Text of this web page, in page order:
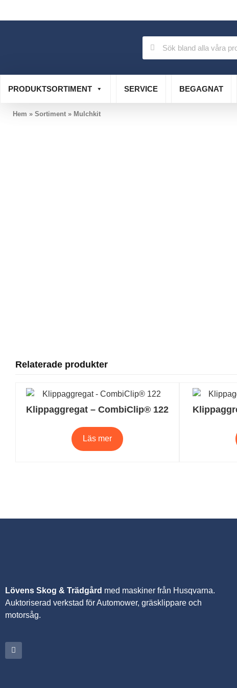
PRODUKTSORTIMENT SERVICE BEGAGNAT
Hem » Sortiment » Mulchkit
Relaterade produkter
Klippaggregat – CombiClip® 122
Läs mer
Lövens Skog & Trädgård med maskiner från Husqvarna.
Auktoriserad verkstad för Automower, gräsklippare och
motorsåg.